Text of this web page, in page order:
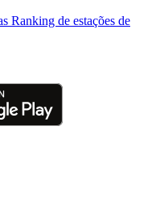
Ranking de estações de